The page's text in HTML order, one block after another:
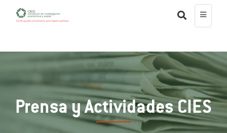
Prensa y Actividades CIES